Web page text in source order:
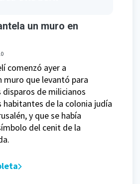
un muro en
comenzó ayer a
muro que levantó para
de milicianos
habitantes de la colonia judía
y que se había
del cenit de la